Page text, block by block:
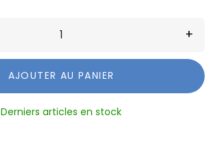
+
AJOUTER AU PANIER
Derniers articles en stock